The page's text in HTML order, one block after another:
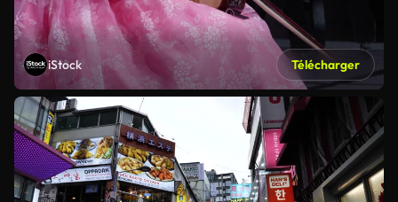
iStock Télécharger